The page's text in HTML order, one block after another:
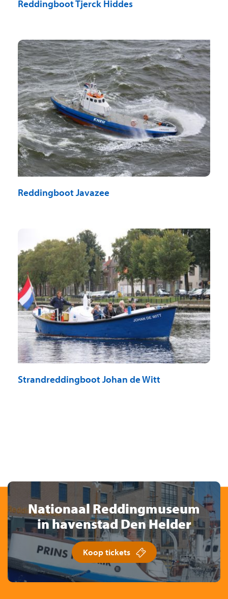
Reddingboot Tjerck Hiddes
Reddingboot Javazee
Strandreddingboot Johan de Witt
Nationaal Reddingmuseum
in havenstad Den Helder
Koop tickets